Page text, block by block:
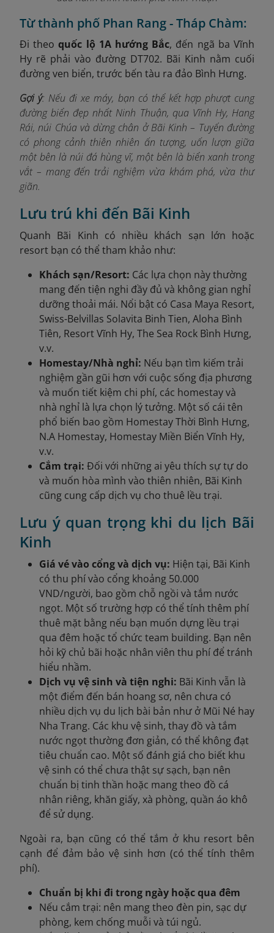
Từ thành phố Phan Rang - Tháp Chàm:
Đi theoquốc lộ 1A hướng Bắc, đến ngã ba Vĩnh
Hy rẽ phải vào đường DT702. Bãi Kinh nằm cuối
đường ven biển, trước bến tàu ra đảo Bình Hưng.
Gợi ý: Nếu đi xe máy, bạn có thể kết hợp phượt cung
đường biển đẹp nhất Ninh Thuận, qua Vĩnh Hy, Hang
Rái, núi Chúa và dừng chân ở Bãi Kinh – Tuyến đường
có phong cảnh thiên nhiên ấn tượng, uốn lượn giữa
một bên là núi đá hùng vĩ, một bên là biển xanh trong
vắt – mang đến trải nghiệm vừa khám phá, vừa thư
giãn.
Lưu trú khi đến Bãi Kinh
Quanh Bãi Kinh có nhiều khách sạn lớn hoặc
resort bạn có thể tham khảo như:
Khách sạn/Resort: Các lựa chọn này thường
mang đến tiện nghi đầy đủ và không gian nghỉ
dưỡng thoải mái. Nổi bật có Casa Maya Resort,
Swiss-Belvillas Solavita Binh Tien, Aloha Bình
Tiên, Resort Vĩnh Hy, The Sea Rock Bình Hưng,
v.v.
Homestay/Nhà nghỉ: Nếu bạn tìm kiếm trải
nghiệm gần gũi hơn với cuộc sống địa phương
và muốn tiết kiệm chi phí, các homestay và
nhà nghỉ là lựa chọn lý tưởng. Một số cái tên
phổ biến bao gồm Homestay Thời Bình Hưng,
N.A Homestay, Homestay Miền Biển Vĩnh Hy,
v.v.
Cắm trại: Đối với những ai yêu thích sự tự do
và muốn hòa mình vào thiên nhiên, Bãi Kinh
cũng cung cấp dịch vụ cho thuê lều trại.
Lưu ý quan trọng khi du lịch Bãi
Kinh
Giá vé vào cổng và dịch vụ: Hiện tại, Bãi Kinh
có thu phí vào cổng khoảng 50.000
VND/người, bao gồm chỗ ngồi và tắm nước
ngọt. Một số trường hợp có thể tính thêm phí
thuê mặt bằng nếu bạn muốn dựng lều trại
qua đêm hoặc tổ chức team building. Bạn nên
hỏi kỹ chủ bãi hoặc nhân viên thu phí để tránh
hiểu nhầm.
Dịch vụ vệ sinh và tiện nghi: Bãi Kinh vẫn là
một điểm đến bán hoang sơ, nên chưa có
nhiều dịch vụ du lịch bài bản như ở Mũi Né hay
Nha Trang. Các khu vệ sinh, thay đồ và tắm
nước ngọt thường đơn giản, có thể không đạt
tiêu chuẩn cao. Một số đánh giá cho biết khu
vệ sinh có thể chưa thật sự sạch, bạn nên
chuẩn bị tinh thần hoặc mang theo đồ cá
nhân riêng, khăn giấy, xà phòng, quần áo khô
để sử dụng.
Ngoài ra, bạn cũng có thể tắm ở khu resort bên
cạnh để đảm bảo vệ sinh hơn (có thể tính thêm
phí).
Chuẩn bị khi đi trong ngày hoặc qua đêm
Nếu cắm trại: nên mang theo đèn pin, sạc dự
phòng, kem chống muỗi và túi ngủ.